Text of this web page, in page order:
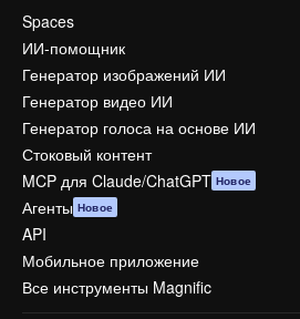
Spaces
ИИ-помощник
Генератор изображений ИИ
Генератор видео ИИ
Генератор голоса на основе ИИ
Стоковый контент
MCP для Claude/ChatGPT Новое
Агенты Новое
API
Мобильное приложение
Все инструменты Magnific